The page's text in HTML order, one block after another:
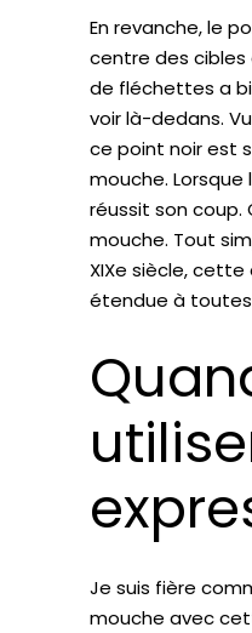
En revanche, le
centre des cibles
de fléchettes a
voir là-dedans.
ce point noir est
mouche. Lorsque
réussit son coup.
mouche. Tout
XIXe siècle,
étendue à toutes
Je suis fière
mouche avec